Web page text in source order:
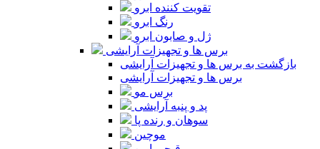
تقویت کننده ابرو
رنگ ابرو
ژل و صابون ابرو
برس ها و تجهیزات آرایشی
بازگشت به برس ها و تجهیزات آرایشی
برس ها و تجهیزات آرایشی
برس مو
پد و پنبه آرایشی
سوهان و رنده پا
موچین